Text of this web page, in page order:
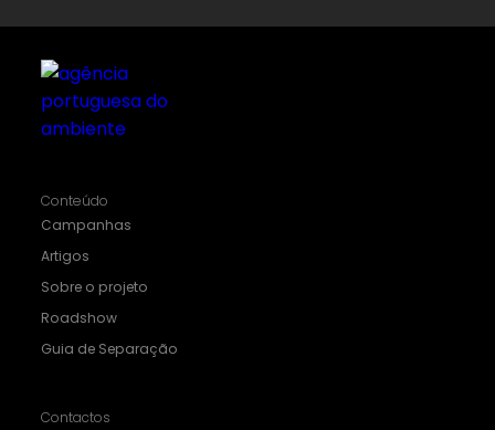
Conteúdo
Campanhas
Artigos
Sobre o projeto
Roadshow
Guia de Separação
Contactos